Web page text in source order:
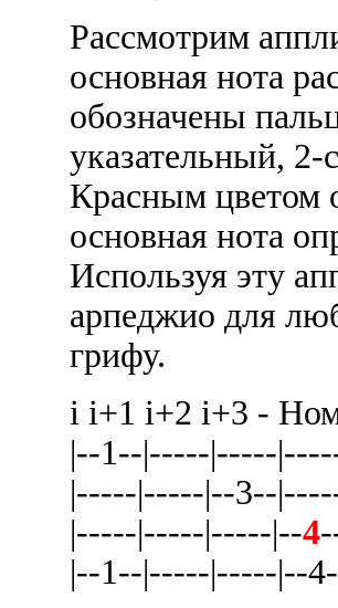
Рассмотрим
основная нота
обозначены
указательный,
Красным цветом
основная нота
Используя эту
арпеджио для
грифу.
i i+1 i+2 i+3 -
|--1--|-----|-----
|-----|-----|--3--
|-----|-----|-----|--4
|--1--|-----|-----|--